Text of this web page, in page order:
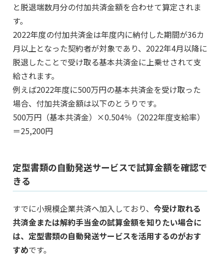
と脱退端数月分の付加共済金額を合わせて算定されま
す。
2022年度の付加共済金は年度内に納付した期間が36カ
月以上となった契約者が対象であり、2022年4月以降に
脱退したことで受け取る基本共済金に上乗せされて支
給されます。
例えば2022年度に500万円の基本共済金を受け取った
場合、付加共済金額は以下のとうりです。
500万円（基本共済金）×0.504％（2022年度支給率）
＝25,200円
定型書類の自動発送サービスで試算金額を確認で
きる
すでに小規模企業共済へ加入しており、 今受け取れる
共済金または解約手当金の試算金額を知りたい場合に
は、定型書類の自動発送サービスを活用するのがおす
すめです。